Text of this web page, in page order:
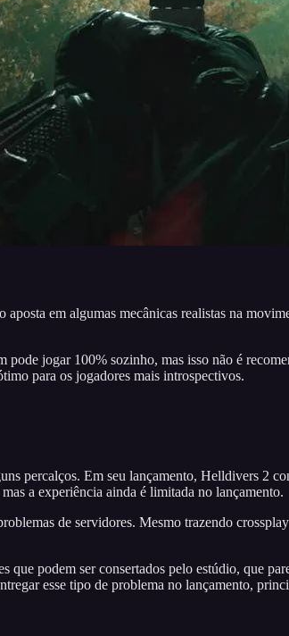
em algumas mecânicas realistas na
jogar 100% sozinho, mas isso não é
para os jogadores mais introspectivos.
percalços. Em seu lançamento, Helldivers 2
a experiência ainda é limitada no lançamento.
de servidores. Mesmo trazendo
que podem ser consertados pelo estúdio, que
esse tipo de problema no lançamento,